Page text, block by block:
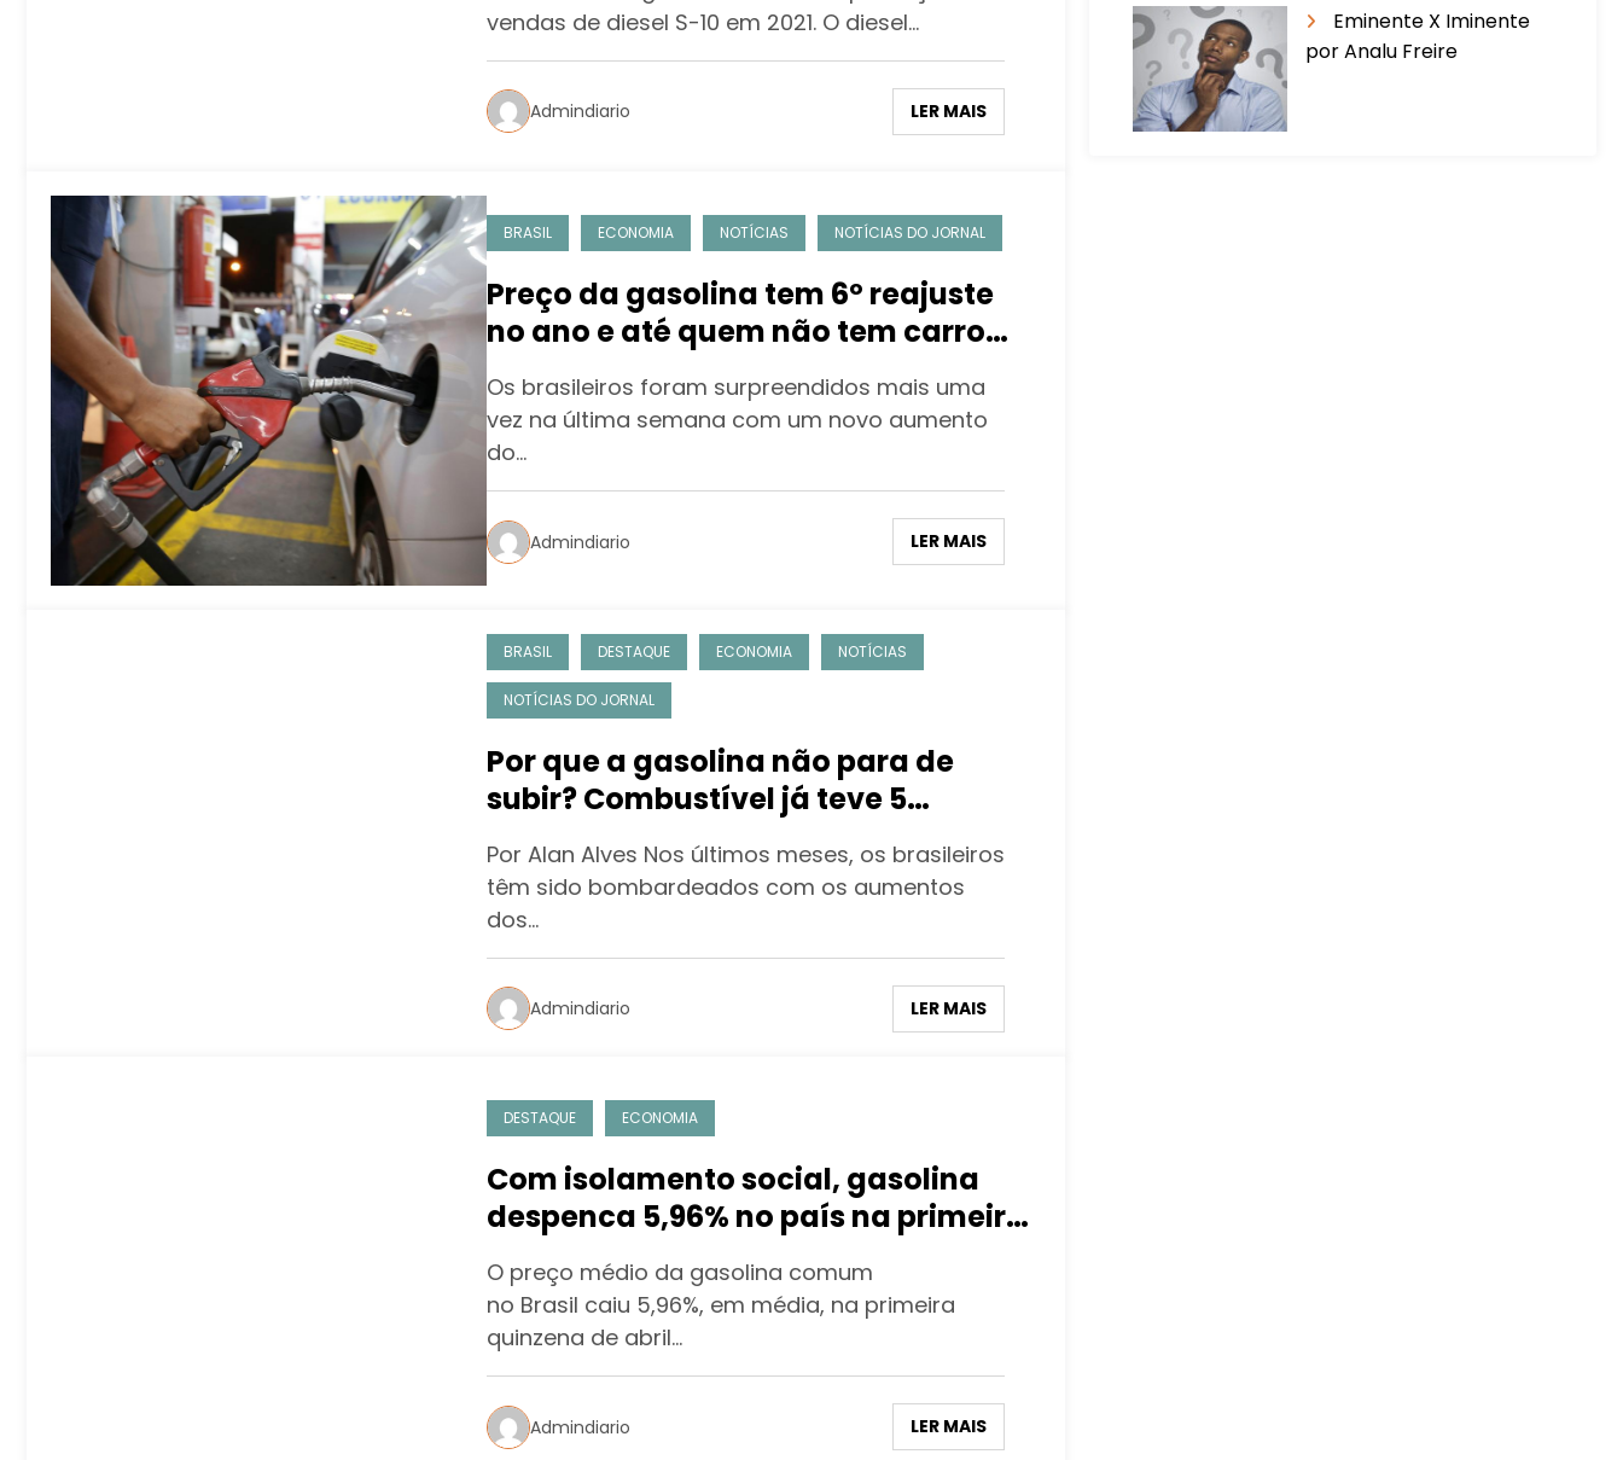
vendas de diesel S-10 em 2021. O diesel…
Admindiario LER MAIS
BRASIL ECONOMIA NOTÍCIAS NOTÍCIAS DO JORNAL
Preço da gasolina tem 6º reajuste
no ano e até quem não tem carro
sofre
Os brasileiros foram surpreendidos mais uma
vez na última semana com um novo aumento
do…
Admindiario LER MAIS
BRASIL DESTAQUE ECONOMIA NOTÍCIAS
NOTÍCIAS DO JORNAL
Por que a gasolina não para de
subir? Combustível já teve 5
reajustes no ano e está 41% mais
caro
Por Alan Alves Nos últimos meses, os brasileiros
têm sido bombardeados com os aumentos
dos…
Admindiario LER MAIS
DESTAQUE ECONOMIA
Com isolamento social, gasolina
despenca 5,96% no país na primeira
quinzena de abril
O preço médio da gasolina comum
no Brasil caiu 5,96%, em média, na primeira
quinzena de abril…
Admindiario LER MAIS
Eminente X Iminente
por Analu Freire